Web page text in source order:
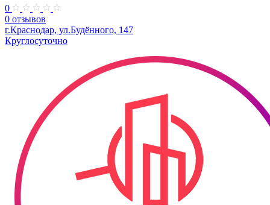
0
0 отзывов
г.Краснодар, ул.Будённого, 147
Круглосуточно